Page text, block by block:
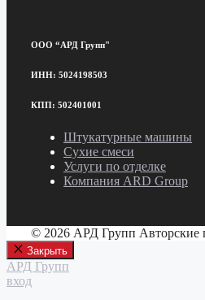
ООО “АРД Групп"
ИНН: 5024198503
КПП: 502401001
Штукатурные машины
Сухие смеси
Услуги по отделке
Компания ARD Group
© 2026 АРД Групп Авторские
Закрыть
АРД Групп
вход